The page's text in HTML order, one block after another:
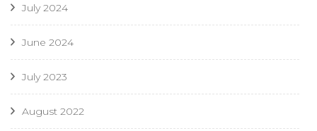
July 2024
June 2024
July 2023
August 2022